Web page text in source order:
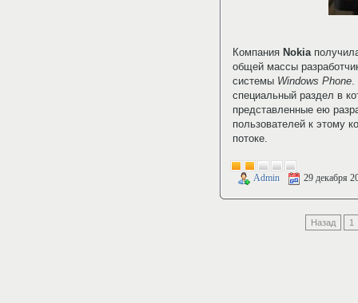
Компания Nokia
общей массы
системы Windows Phone.
специальный раздел в
представленные ею
пользователей к этому
потоке.
Admin 29 декабря
Назад 1